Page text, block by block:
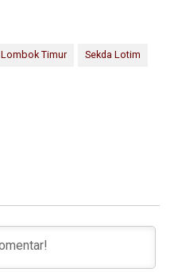
Lombok Timur Sekda Lotim